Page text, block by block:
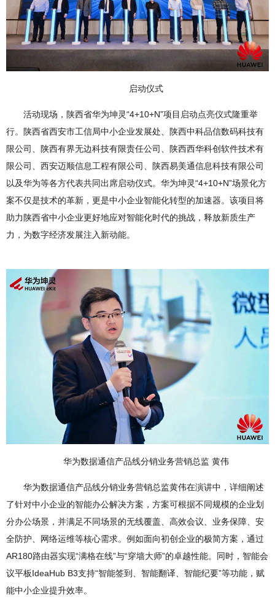
启动仪式
活动现场，陕西省华为坤灵“4+10+N”项目启动点亮仪式隆重举
行。陕西省西安市工信局中小企业发展处、陕西中科品信数码科技有
限公司、陕西有界无边科技有限责任公司、陕西西华科创软件技术有
限公司、西安迈顺信息工程有限公司、陕西易美通信息科技有限公司
以及华为等各方代表共同出席启动仪式。华为坤灵“4+10+N”场景化方
案不仅是技术的革新，更是中小企业智能化转型的加速器。该项目将
助力陕西省中小企业更好地应对智能化时代的挑战，释放新质生产
力，为数字经济发展注入新动能。
华为数据通信产品线分销业务营销总监 黄伟
华为数据通信产品线分销业务营销总监黄伟在演讲中，详细阐述
了针对中小企业的智能办公解决方案，方案可根据不同规模的企业划
分办公场景，并满足不同场景的无线覆盖、高效会议、业务保障、安
全防护、网络运维等核心需求。例如面向初创企业的极简方案，通过
AR180路由器实现“满格在线”与“穿墙大师”的卓越性能。同时，智能会
议平板IdeaHub B3支持“智能签到、智能翻译、智能纪要”等功能，赋
能中小企业提升效率。